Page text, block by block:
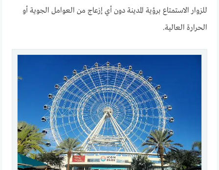
للزوار الاستمتاع برؤية المدينة دون أي إزعاج من العوامل الجوية أو
الحرارة العالية.